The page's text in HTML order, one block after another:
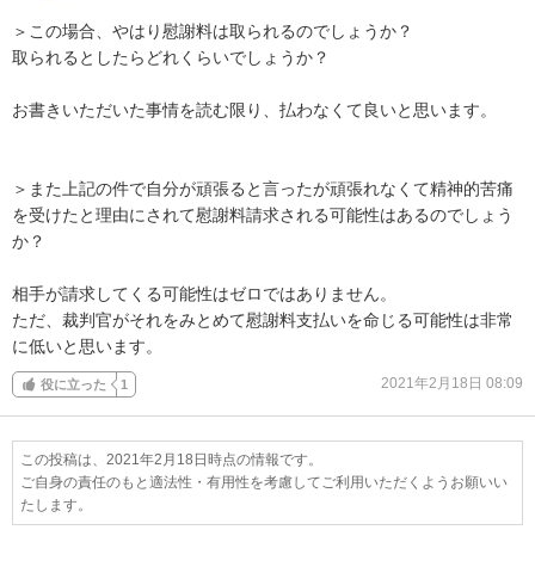
＞この場合、やはり慰謝料は取られるのでしょうか？
取られるとしたらどれくらいでしょうか？
お書きいただいた事情を読む限り、払わなくて良いと思います。
＞また上記の件で自分が頑張ると言ったが頑張れなくて精神的苦痛
を受けたと理由にされて慰謝料請求される可能性はあるのでしょう
か？
相手が請求してくる可能性はゼロではありません。
ただ、裁判官がそれをみとめて慰謝料支払いを命じる可能性は非常
に低いと思います。
役に立った 1 2021年2月18日 08:09
この投稿は、2021年2月18日時点の情報です。
ご自身の責任のもと適法性・有用性を考慮してご利用いただくようお願いい
たします。